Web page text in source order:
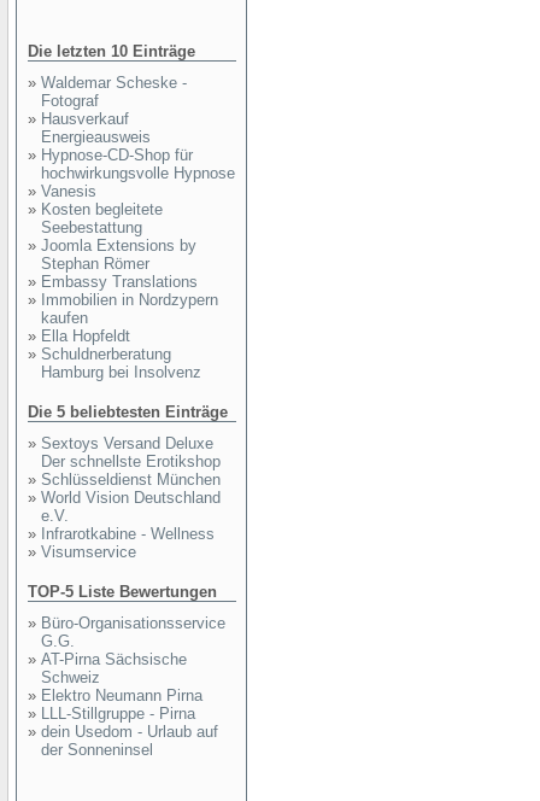
Die letzten 10 Einträge
» Waldemar Scheske -
Fotograf
» Hausverkauf
Energieausweis
» Hypnose-CD-Shop für
hochwirkungsvolle Hypnose
» Vanesis
» Kosten begleitete
Seebestattung
» Joomla Extensions by
Stephan Römer
» Embassy Translations
» Immobilien in Nordzypern
kaufen
» Ella Hopfeldt
» Schuldnerberatung
Hamburg bei Insolvenz
Die 5 beliebtesten Einträge
» Sextoys Versand Deluxe
Der schnellste Erotikshop
» Schlüsseldienst München
» World Vision Deutschland
e.V.
» Infrarotkabine - Wellness
» Visumservice
TOP-5 Liste Bewertungen
» Büro-Organisationsservice
G.G.
» AT-Pirna Sächsische
Schweiz
» Elektro Neumann Pirna
» LLL-Stillgruppe - Pirna
» dein Usedom - Urlaub auf
der Sonneninsel